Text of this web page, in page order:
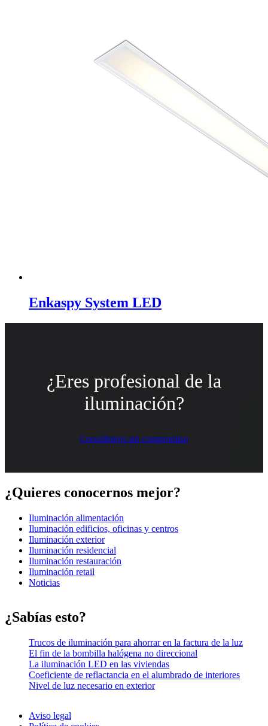
Enkaspy System LED
¿Eres profesional de la
iluminación?
Consúltanos sin compromiso
¿Quieres conocernos mejor?
Iluminación alimentación
Iluminación edificios, oficinas y centros
Iluminación exterior
Iluminación residencial
Iluminación restauración
Iluminación retail
Noticias
¿Sabías esto?
Trucos de iluminación para ahorrar en la factura de la luz
El fin de la bombilla halógena no direccional
La iluminación LED en las viviendas
Coeficiente de reflactancia en el alumbrado de interiores
Nivel de luz necesario en exterior
Aviso legal